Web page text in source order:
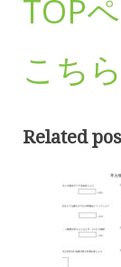
TOP
こちら
Related